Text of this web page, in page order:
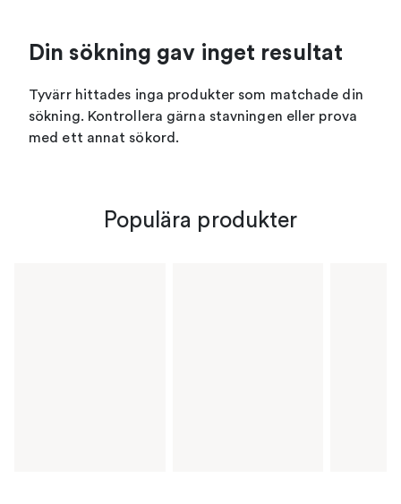
Din sökning gav inget resultat
Tyvärr hittades inga produkter som matchade din
sökning. Kontrollera gärna stavningen eller prova
med ett annat sökord.
Populära produkter